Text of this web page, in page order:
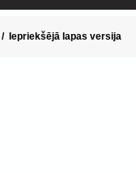
/ Iepriekšējā lapas versija